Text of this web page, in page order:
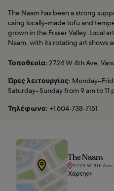
The Naam has been a strong
using locally-made tofu and
grown in the Fraser Valley. Local
Naam, with its rotating art shows
Τοποθεσία: 2724 W 4th Ave,
Ώρες λειτουργίας:
Saturday–Sunday from 9 am to 11
Τηλέφωνο: +1 604-738-7151
The Naam
2724 W 4th Ave,
Χάρτης